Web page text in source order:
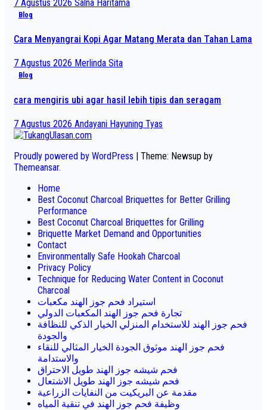
7 Agustus 2026 Salna Haritama
Blog
Cara Menyangrai Kopi Agar Matang Merata dan Tahan Lama
7 Agustus 2026 Merlinda Sita
Blog
cara mengiris ubi agar hasil lebih tipis dan seragam
7 Agustus 2026 Andayani Hayuning Tyas
Proudly powered by WordPress | Theme: Newsup by
Themeansar.
Home
Best Coconut Charcoal Briquettes for Better Grilling
Performance
Best Coconut Charcoal Briquettes for Grilling
Briquette Market Demand and Opportunities
Contact
Environmentally Safe Hookah Charcoal
Privacy Policy
Technique for Reducing Water Content in Coconut
Charcoal
استيراد فحم جوز الهند مكعبات
تجارة فحم جوز الهند المكعبات الدولي
فحم جوز الهند للاستخدام المنزلي الخيار الذكي للنظافة
والجودة
فحم جوز الهند موثوق الجودة الخيار المثالي للنقاء
والاستدامة
فحم شيشه جوز الهند طويل الاحتراق
فحم شيشه جوز الهند طويل الاشتعال
مقدمة عن البريكيت من النفايات الزراعية
وظيفة فحم جوز الهند في تنقية المياه